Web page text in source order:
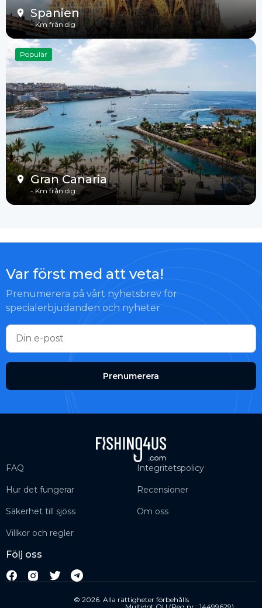
Spanien
-Km från dig
Populär
Gran Canaria
- Km från dig
Var först med att veta!
Prenumerera på vårt nyhetsbrev för
specialerbjudanden och nyheter
Prenumerera
FAQ
Hur det fungerar
Säkerhet till sjöss
Villkor och regler
Integritetspolicy
Recensioner
Om oss
Följ oss
© 2026. Alla rättigheter förbehålls